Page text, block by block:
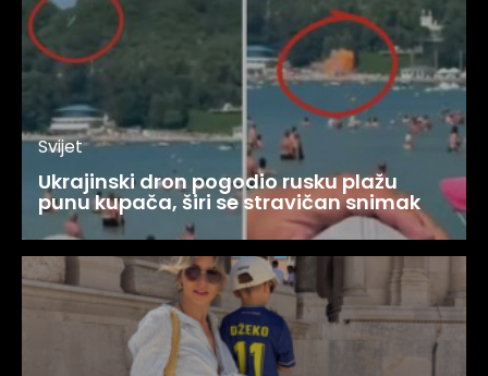
Svijet
Ukrajinski dron pogodio rusku plažu
punu kupača, širi se stravičan snimak